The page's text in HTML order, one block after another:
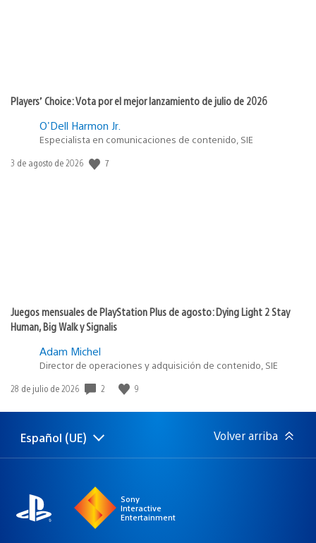
Players’ Choice: Vota por el mejor lanzamiento de julio de 2026
O'Dell Harmon Jr.
Especialista en comunicaciones de contenido, SIE
Fecha
3 de agosto de 2026 7
Juegos mensuales de PlayStation Plus de agosto: Dying Light 2 Stay
Human, Big Walk y Signalis
Adam Michel
Director de operaciones y adquisición de contenido, SIE
Fecha
publicación:
28 de julio de 2026 2 9
Selecciona
una
Región
actual:
Español (UE) Volver arriba
Sony
Interactive
Entertainment